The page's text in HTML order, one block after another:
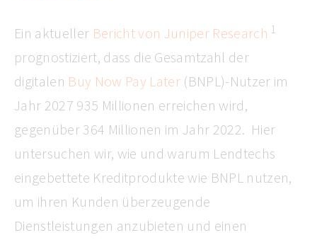
Ein aktueller Bericht von Juniper Research 1
prognostiziert, dass die Gesamtzahl der
digitalen Buy Now Pay Later(BNPL)-Nutzer im
Jahr 2027 935 Millionen erreichen wird,
gegenüber 364 Millionen im Jahr 2022. Hier
untersuchen wir, wie und warum Lendtechs
eingebettete Kreditprodukte wie BNPL nutzen,
um ihren Kunden überzeugende
Dienstleistungen anzubieten und einen